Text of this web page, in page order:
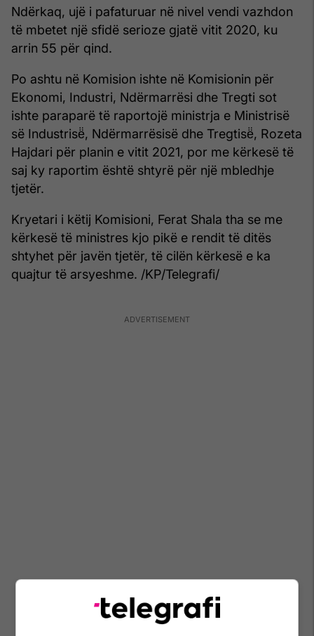
Ndërkaq, ujë i pafaturuar në nivel vendi vazhdon
të mbetet një sfidë serioze gjatë vitit 2020, ku
arrin 55 për qind.
Po ashtu në Komision ishte në Komisionin për
Ekonomi, Industri, Ndërmarrësi dhe Tregti sot
ishte paraparë të raportojë ministrja e Ministrisë
së Industrisë̈, Ndërmarrësisë dhe Tregtisë̈, Rozeta
Hajdari për planin e vitit 2021, por me kërkesë të
saj ky raportim është shtyrë për një mbledhje
tjetër.
Kryetari i këtij Komisioni, Ferat Shala tha se me
kërkesë të ministres kjo pikë e rendit të ditës
shtyhet për javën tjetër, të cilën kërkesë e ka
quajtur të arsyeshme. /KP/Telegrafi/